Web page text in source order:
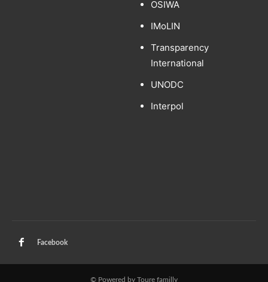
OSIWA
IMoLIN
Transparency
International
UNODC
Interpol
Facebook
© Powered by Toure familly